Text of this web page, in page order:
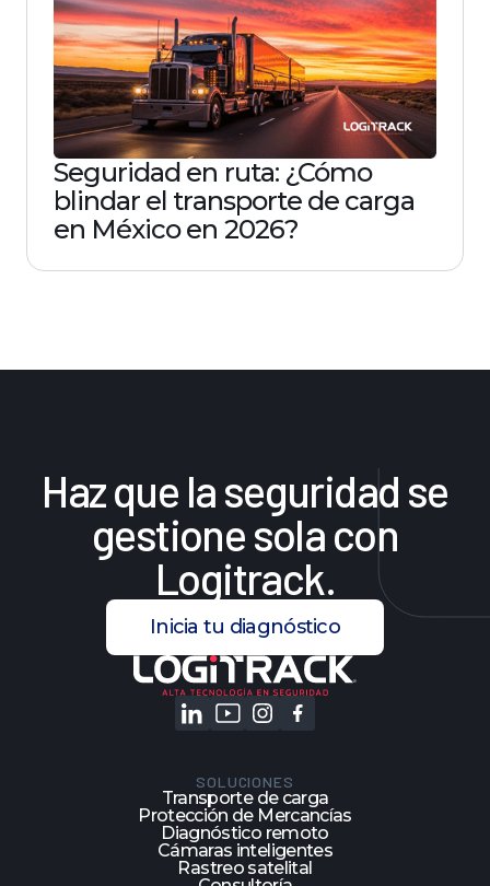
Seguridad en ruta: ¿Cómo
blindar el transporte de carga
en México en 2026?
Hazque laseguridad se
gestionesolacon
Logitrack.
Inicia tu diagnóstico
SOLUCIONES
Transporte de carga
Protección de Mercancías
Diagnóstico remoto
Cámaras inteligentes
Rastreo satelital